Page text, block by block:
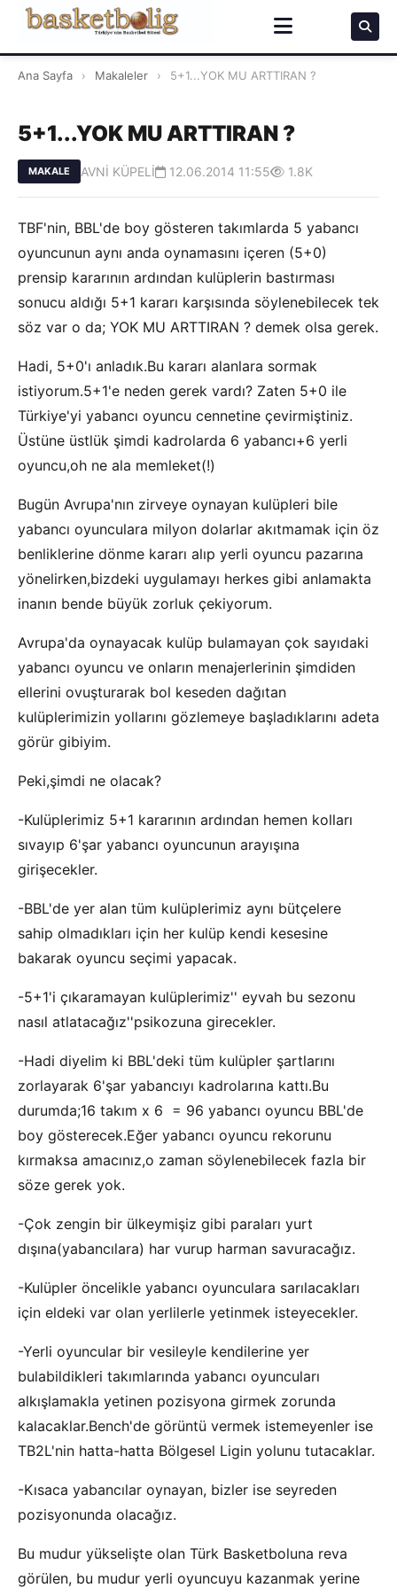
Ana Sayfa › Makaleler › 5+1...YOK MU ARTTIRAN ?
5+1...YOK MU ARTTIRAN ?
MAKALE AVNİ KÜPELİ 12.06.2014 11:55 1.8K
TBF'nin, BBL'de boy gösteren takımlarda 5 yabancı
oyuncunun aynı anda oynamasını içeren (5+0)
prensip kararının ardından kulüplerin bastırması
sonucu aldığı 5+1 kararı karşısında söylenebilecek tek
söz var o da; YOK MU ARTTIRAN ? demek olsa gerek.
Hadi, 5+0'ı anladık.Bu kararı alanlara sormak
istiyorum.5+1'e neden gerek vardı? Zaten 5+0 ile
Türkiye'yi yabancı oyuncu cennetine çevirmiştiniz.
Üstüne üstlük şimdi kadrolarda 6 yabancı+6 yerli
oyuncu,oh ne ala memleket(!)
Bugün Avrupa'nın zirveye oynayan kulüpleri bile
yabancı oyunculara milyon dolarlar akıtmamak için öz
benliklerine dönme kararı alıp yerli oyuncu pazarına
yönelirken,bizdeki uygulamayı herkes gibi anlamakta
inanın bende büyük zorluk çekiyorum.
Avrupa'da oynayacak kulüp bulamayan çok sayıdaki
yabancı oyuncu ve onların menajerlerinin şimdiden
ellerini ovuşturarak bol keseden dağıtan
kulüplerimizin yollarını gözlemeye başladıklarını adeta
görür gibiyim.
Peki,şimdi ne olacak?
-Kulüplerimiz 5+1 kararının ardından hemen kolları
sıvayıp 6'şar yabancı oyuncunun arayışına
girişecekler.
-BBL'de yer alan tüm kulüplerimiz aynı bütçelere
sahip olmadıkları için her kulüp kendi kesesine
bakarak oyuncu seçimi yapacak.
-5+1'i çıkaramayan kulüplerimiz'' eyvah bu sezonu
nasıl atlatacağız''psikozuna girecekler.
-Hadi diyelim ki BBL'deki tüm kulüpler şartlarını
zorlayarak 6'şar yabancıyı kadrolarına kattı.Bu
durumda;16 takım x 6 = 96 yabancı oyuncu BBL'de
boy gösterecek.Eğer yabancı oyuncu rekorunu
kırmaksa amacınız,o zaman söylenebilecek fazla bir
söze gerek yok.
-Çok zengin bir ülkeymişiz gibi paraları yurt
dışına(yabancılara) har vurup harman savuracağız.
-Kulüpler öncelikle yabancı oyunculara sarılacakları
için eldeki var olan yerlilerle yetinmek isteyecekler.
-Yerli oyuncular bir vesileyle kendilerine yer
bulabildikleri takımlarında yabancı oyuncuları
alkışlamakla yetinen pozisyona girmek zorunda
kalacaklar.Bench'de görüntü vermek istemeyenler ise
TB2L'nin hatta-hatta Bölgesel Ligin yolunu tutacaklar.
-Kısaca yabancılar oynayan, bizler ise seyreden
pozisyonunda olacağız.
Bu mudur yükselişte olan Türk Basketboluna reva
görülen, bu mudur yerli oyuncuyu kazanmak yerine